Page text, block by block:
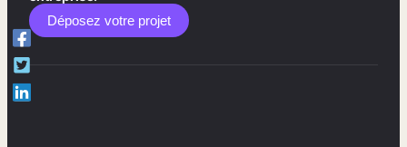
Déposez votre projet